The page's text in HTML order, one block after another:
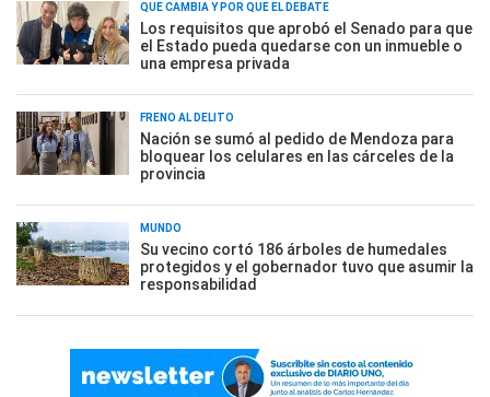
QUÉ CAMBIA Y POR QUÉ EL DEBATE
Los requisitos que aprobó el Senado para que
el Estado pueda quedarse con un inmueble o
una empresa privada
FRENO AL DELITO
Nación se sumó al pedido de Mendoza para
bloquear los celulares en las cárceles de la
provincia
MUNDO
Su vecino cortó 186 árboles de humedales
protegidos y el gobernador tuvo que asumir la
responsabilidad